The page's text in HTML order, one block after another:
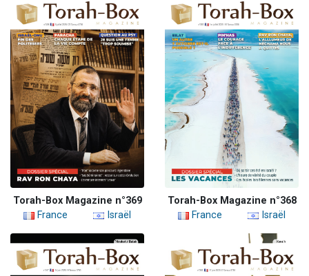
Torah-Box Magazine n°369
France
Israël
Torah-Box Magazine n°368
France
Israël